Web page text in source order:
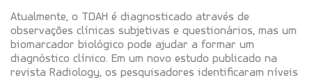
Atualmente, o TDAH é diagnosticado através de
observações clínicas subjetivas e questionários, mas um
biomarcador biológico pode ajudar a formar um
diagnóstico clínico. Em um novo estudo publicado na
revista Radiology, os pesquisadores identificaram níveis